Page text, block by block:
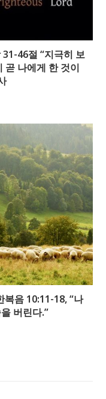
46절 “지극히 보
곧 나에게 한 것이
음 10:11-18, “나
버린다.”